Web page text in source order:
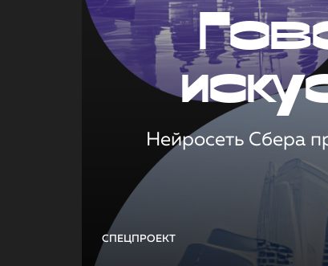
СПЕЦПРОЕКТ
Нейросеть Сбера